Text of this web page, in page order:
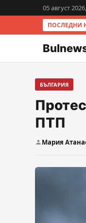
05 август
ПОСЛЕДНИ
БЪЛГАРИЯ
ПТП
Мария